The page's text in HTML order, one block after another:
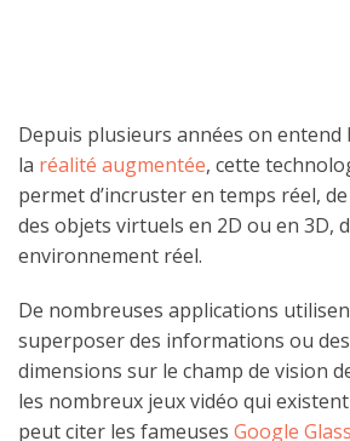
Depuis plusieurs années on entend
la réalité augmentée, cette
permet d’incruster en temps réel,
des objets virtuels en 2D ou en 3D,
environnement réel.
De nombreuses applications
superposer des informations ou
dimensions sur le champ de vision
les nombreux jeux vidéo qui
peut citer les fameuses Google Glass